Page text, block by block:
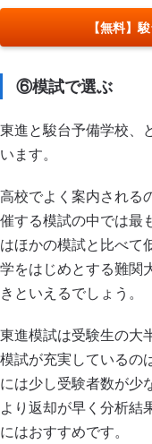
【無料】
⑥模試で選ぶ
東進と駿台予備学校、
います。
高校でよく案内される
催する模試の中では最
はほかの模試と比べて
学をはじめとする難関
きといえるでしょう。
東進模試は受験生の大
模試が充実しているの
には少し受験者数が少
より返却が早く分析結
にはおすすめです。